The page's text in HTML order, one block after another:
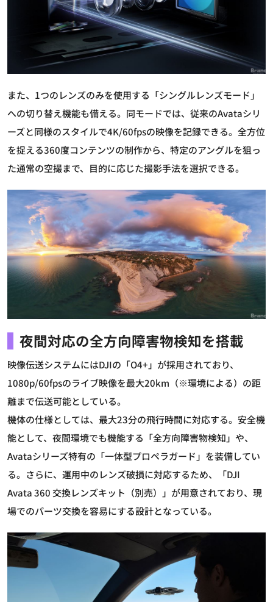
また、1つのレンズのみを使用する「シングルレンズモード」
への切り替え機能も備える。同モードでは、従来のAvataシリ
ーズと同様のスタイルで4K/60fpsの映像を記録できる。全方位
を捉える360度コンテンツの制作から、特定のアングルを狙っ
た通常の空撮まで、目的に応じた撮影手法を選択できる。
夜間対応の全方向障害物検知を搭載
映像伝送システムにはDJIの「O4+」が採用されており、
1080p/60fpsのライブ映像を最大20km（※環境による）の距
離まで伝送可能としている。
機体の仕様としては、最大23分の飛行時間に対応する。安全機
能として、夜間環境でも機能する「全方向障害物検知」や、
Avataシリーズ特有の「一体型プロペラガード」を装備してい
る。さらに、運用中のレンズ破損に対応するため、「DJI
Avata 360 交換レンズキット（別売）」が用意されており、現
場でのパーツ交換を容易にする設計となっている。